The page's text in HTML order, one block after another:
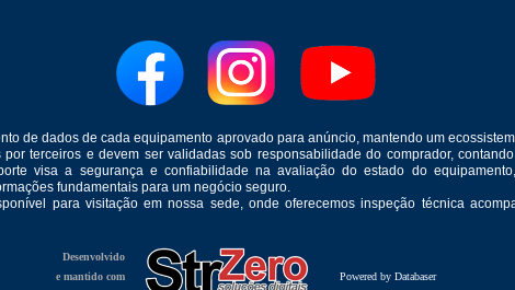
de dados de cada equipamento aprovado para anúncio, mantendo um
terceiros e devem ser validadas sob responsabilidade do comprador,
visa a segurança e confiabilidade na avaliação do estado do
fundamentais para um negócio seguro.
para visitação em nossa sede, onde oferecemos inspeção técnica
Desenvolvido
e mantido com
Powered by Databaser